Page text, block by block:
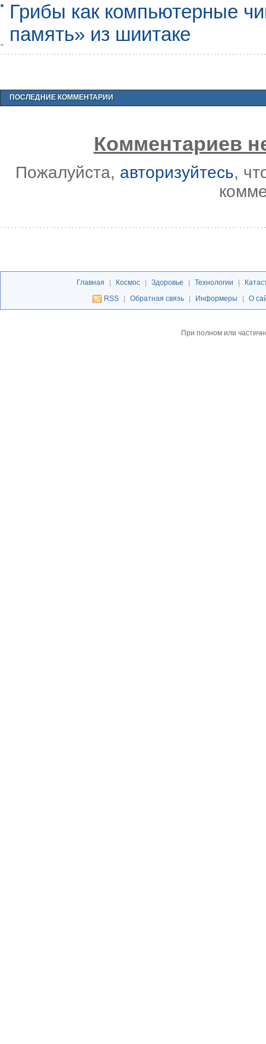
Грибы как компьютерные
память» из шиитаке
ПОСЛЕДНИЕ КОММЕНТАРИИ
Комментариев
Пожалуйста, авторизуйтесь,
Главная | Космос | Здоровье | Технологии |
RSS
| Обратная связь | Информеры | О
При полном или